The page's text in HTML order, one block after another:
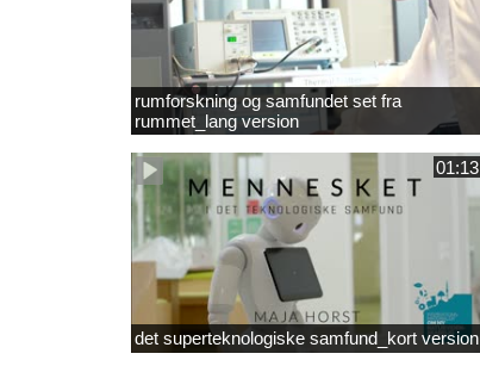
rumforskning og samfundet set fra
rummet_lang version
01:13
det superteknologiske samfund_kort version